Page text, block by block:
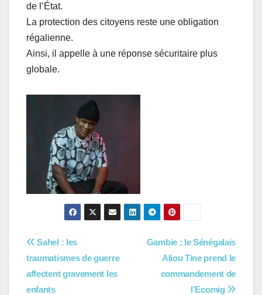
de l’État.
La protection des citoyens reste une obligation
régalienne.
Ainsi, il appelle à une réponse sécuritaire plus
globale.
Navigation
de
Gambie : le Sénégalais
Aliou Tine prend le
commandement de
l’Ecomig
Sahel : les
traumatismes de guerre
affectent gravement les
enfants